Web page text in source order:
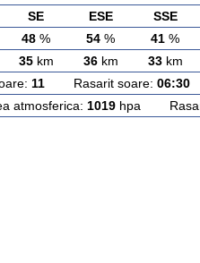
SE ESE SSE
48 % 54 % 41 %
35km 36km 33km
11 Rasarit soare: 06:30
1019hpa